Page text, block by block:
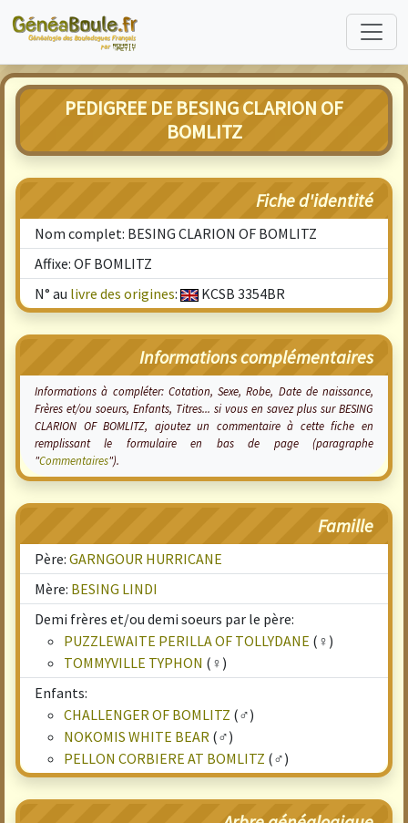
PEDIGREE DE BESING CLARION OF
BOMLITZ
Fiche d'identité
Nom complet: BESING CLARION OF BOMLITZ
Affixe: OF BOMLITZ
N° au livre des origines: KCSB 3354BR
Informations complémentaires
Informations à compléter: Cotation, Sexe, Robe, Date de naissance,
Frères et/ou soeurs, Enfants, Titres... si vous en savez plus sur BESING
CLARION OF BOMLITZ, ajoutez un commentaire à cette fiche en
remplissant le formulaire en bas de page (paragraphe
"Commentaires").
Famille
Père: GARNGOUR HURRICANE
Mère: BESING LINDI
Demi frères et/ou demi soeurs par le père:
PUZZLEWAITE PERILLA OF TOLLYDANE (♀)
TOMMYVILLE TYPHON (♀)
Enfants:
CHALLENGER OF BOMLITZ (♂)
NOKOMIS WHITE BEAR (♂)
PELLON CORBIERE AT BOMLITZ (♂)